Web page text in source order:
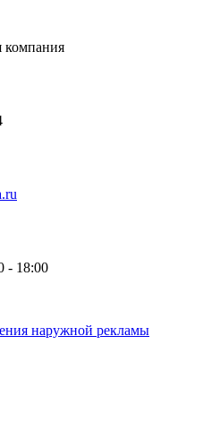
компания
- 18:00
наружной рекламы